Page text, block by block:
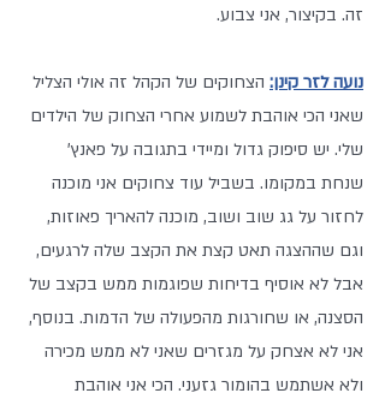
זה. בקיצור, אני צבוע.
נועה לזר קינן: הצחוקים של הקהל זה אולי הצליל
שאני הכי אוהבת לשמוע אחרי הצחוק של הילדים
שלי. יש סיפוק גדול ומיידי בתגובה על פאנץ'
שנחת במקומו. בשביל עוד צחוקים אני מוכנה
לחזור על גג שוב ושוב, מוכנה להאריך פאוזות,
וגם שההצגה תאט קצת את הקצב שלה לרגעים,
אבל לא אוסיף בדיחות שפוגמות ממש בקצב של
הסצנה, או שחורגות מהפעולה של הדמות. בנוסף,
אני לא אצחק על מגזרים שאני לא ממש מכירה
ולא אשתמש בהומור גזעני. הכי אני אוהבת